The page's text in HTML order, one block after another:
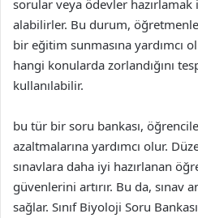
sorular veya ödevler hazırlamak
alabilirler. Bu durum,
bir eğitim sunmasına yardımcı
hangi konularda zorlandığını
kullanılabilir.
bu tür bir soru bankası,
azaltmalarına yardımcı olur.
sınavlara daha iyi hazırlanan
güvenlerini artırır. Bu da, sınav
sağlar. Sınıf Biyoloji Soru